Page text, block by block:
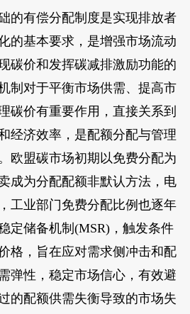
有偿分配制度是实现排放者
的基本要求，是增强市场流动
碳价和发挥碳减排激励功能的
制对于平衡市场供需、提高市
碳价有重要作用，直接关系到
经济效率，是配额分配与管理
欧盟碳市场初期以免费分配为
成为分配配额非默认方法，电
工业部门免费分配比例也逐年
定储备机制(MSR)，触发条件
格，旨在应对需求侧冲击和配
弹性，稳定市场信心，有效避
的配额供需失衡导致的市场失